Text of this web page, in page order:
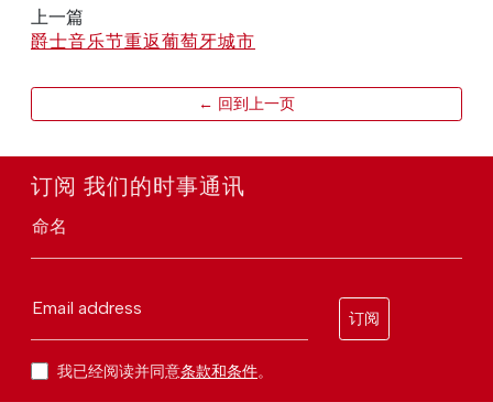
上一篇
爵士音乐节重返葡萄牙城市
← 回到上一页
订阅 我们的时事通讯
命名
Email address
订阅
我已经阅读并同意条款和条件。